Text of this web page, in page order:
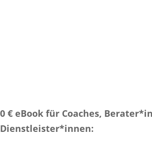
0 € eBook für Coaches,
Dienstleister*innen: